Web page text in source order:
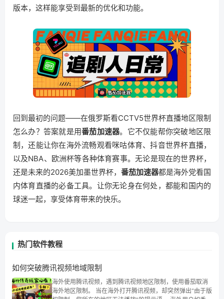
版本，这样能享受到最新的优化和功能。
回到最初的问题——在俄罗斯看CCTV5世界杯直播地区限制
怎么办？答案就是用番茄加速器。它不仅能帮你突破地区限
制，还能让你在海外流畅观看咪咕体育、抖音世界杯直播，
以及NBA、欧洲杯等各种体育赛事。无论是现在的世界杯，
还是未来的2026美加墨世界杯， 番茄加速器都是海外党看国
内体育直播的必备工具。让你无论身在何处，都能和国内的
球迷一起，享受体育带来的快乐。
热门软件教程
如何突破腾讯视频地域限制
海外使用腾讯视频，遇到腾讯视频地区限制，使用番茄取消
海外地区限制。 当在海外打开腾讯视频，却突然弹出“由于版